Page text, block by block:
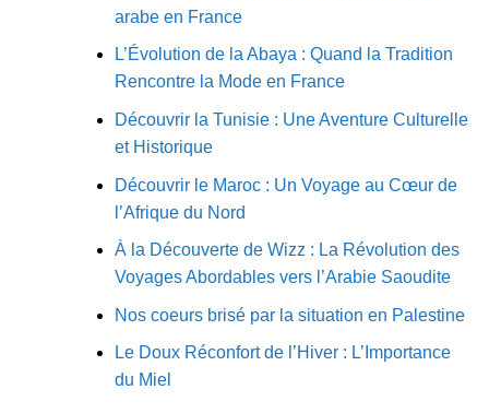
arabe en France
L’Évolution de la Abaya : Quand la Tradition
Rencontre la Mode en France
Découvrir la Tunisie : Une Aventure Culturelle
et Historique
Découvrir le Maroc : Un Voyage au Cœur de
l’Afrique du Nord
À la Découverte de Wizz : La Révolution des
Voyages Abordables vers l’Arabie Saoudite
Nos coeurs brisé par la situation en Palestine
Le Doux Réconfort de l’Hiver : L’Importance
du Miel